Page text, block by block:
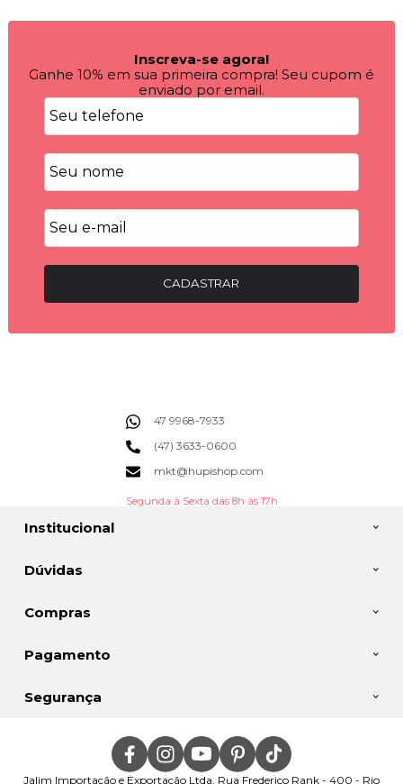
Inscreva-se agora!
Ganhe 10% em sua primeira compra! Seu cupom é
enviado por email.
CADASTRAR
Institucional
Dúvidas
Compras
47 9968-7933
(47) 3633-0600
mkt@hupishop.com
Segunda à Sexta das 8h às 17h
Pagamento
Segurança
Jalim Importação e Exportação Ltda, Rua Frederico Rank - 400 - Rio